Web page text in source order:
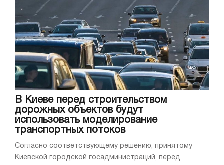
В Киеве перед строительством
дорожных объектов будут
использовать моделирование
транспортных потоков
Согласно соответствующему решению, принятому
Киевской городской госадминистраций, перед